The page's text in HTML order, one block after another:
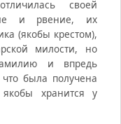
своей
и рвение, их
(якобы крестом),
милости, но
и впредь
была получена
хранится у